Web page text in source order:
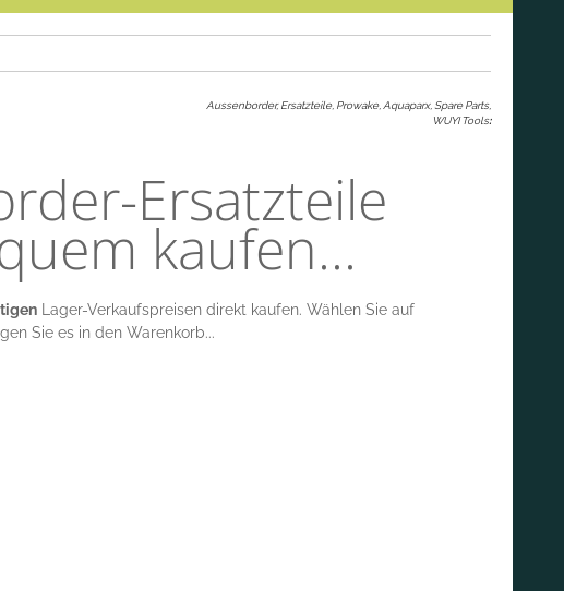
Aussenborder, Ersatzteile, Prowake, Aquaparx, Spare Parts,
WUYI Tools:
Ersatzteile
kaufen...
Lager-Verkaufspreisen direkt kaufen. Wählen Sie auf
Sie es in den Warenkorb...